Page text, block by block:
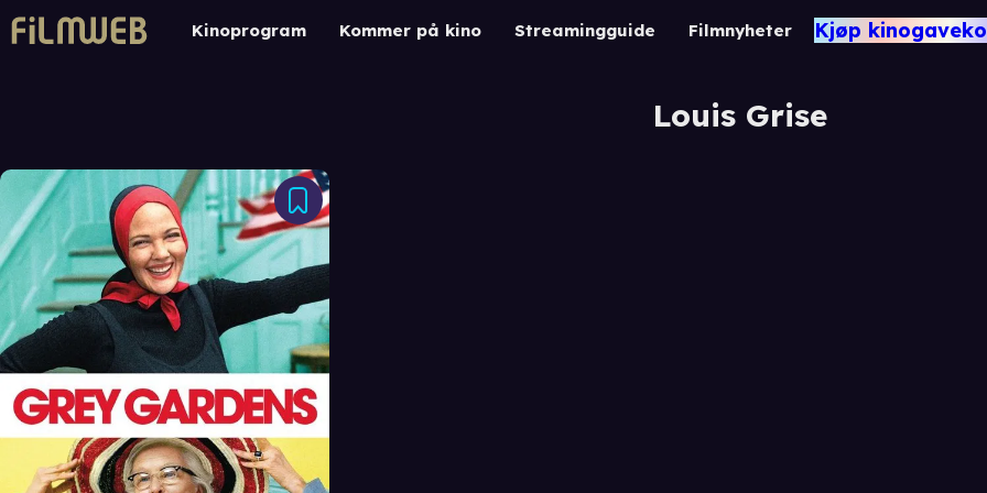
Kinoprogram Kommer på kino Streamingguide Filmnyheter Kjøp
Louis Grise